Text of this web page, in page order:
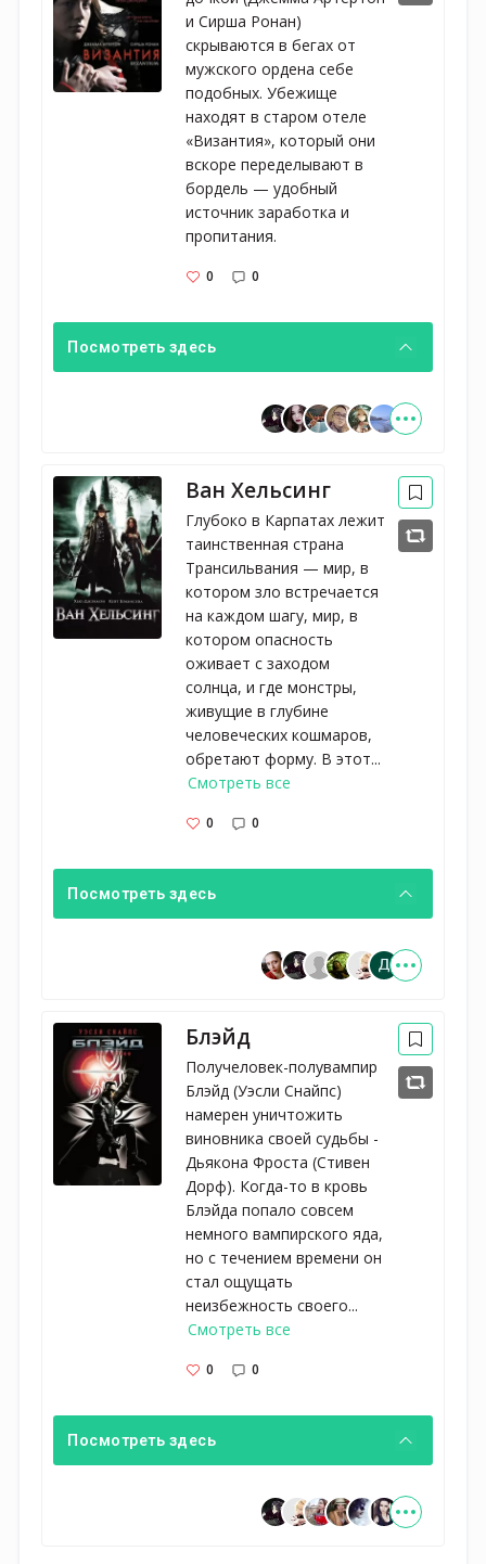
и Сирша Ронан)
скрываются в бегах от
мужского ордена себе
подобных. Убежище
находят в старом отеле
«Византия», который они
вскоре переделывают в
бордель — удобный
источник заработка и
пропитания.
0 0
Посмотреть здесь
Ван Хельсинг
Глубоко в Карпатах лежит
таинственная страна
Трансильвания — мир, в
котором зло встречается
на каждом шагу, мир, в
котором опасность
оживает с заходом
солнца, и где монстры,
живущие в глубине
человеческих кошмаров,
обретают форму. В этот...
Смотреть все
0 0
Посмотреть здесь
Блэйд
Получеловек-полувампир
Блэйд (Уэсли Снайпс)
намерен уничтожить
виновника своей судьбы -
Дьякона Фроста (Стивен
Дорф). Когда-то в кровь
Блэйда попало совсем
немного вампирского яда,
но с течением времени он
стал ощущать
неизбежность своего...
Смотреть все
0 0
Посмотреть здесь